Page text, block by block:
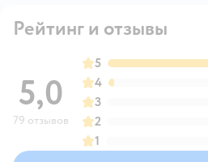
Рейтинг и отзывы
5,0
79 отзывов
5
4
3
2
1